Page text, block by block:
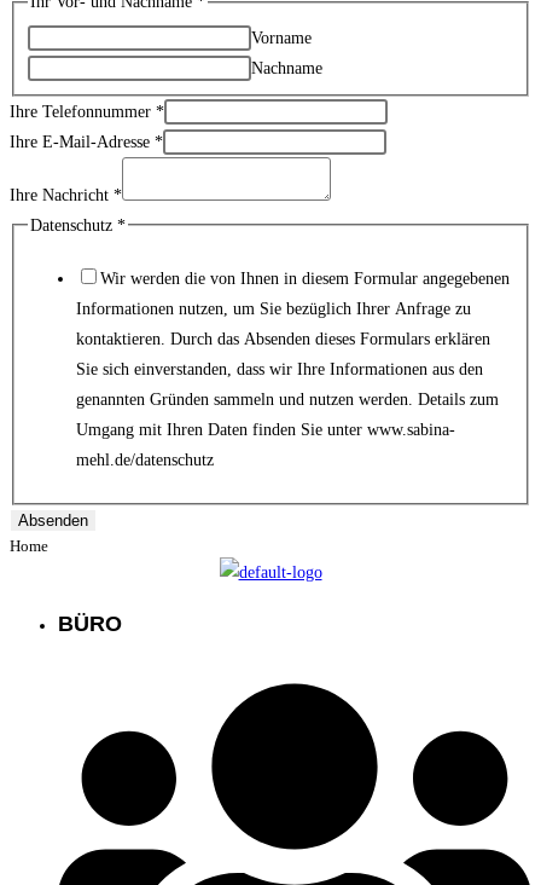
Vorname
Nachname
Ihre Telefonnummer *
Ihre E-Mail-Adresse *
Ihre Nachricht *
Datenschutz
Datenschutz *
Wir werden die von Ihnen in diesem Formular angegebenen
Informationen nutzen, um Sie bezüglich Ihrer Anfrage zu
kontaktieren. Durch das Absenden dieses Formulars erklären
Sie sich einverstanden, dass wir Ihre Informationen aus den
genannten Gründen sammeln und nutzen werden. Details zum
Umgang mit Ihren Daten finden Sie unter www.sabina-
mehl.de/datenschutz
Absenden
Home
BÜRO